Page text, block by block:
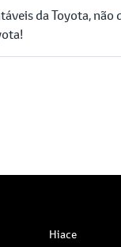
da Toyota, não
Hiace